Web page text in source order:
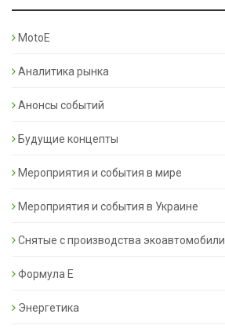
MotoE
Аналитика рынка
Анонсы событий
Будущие концепты
Мероприятия и события в мире
Мероприятия и события в Украине
Снятые с производства экоавтомобили
Формула Е
Энергетика